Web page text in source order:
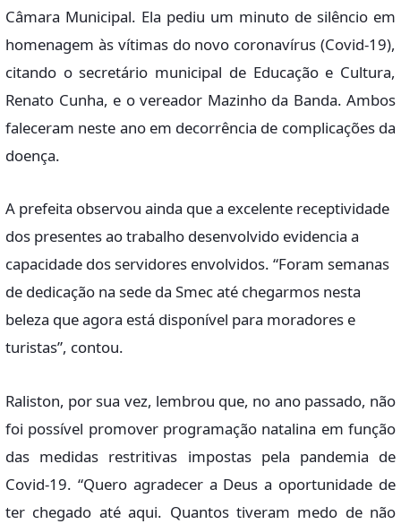
Câmara Municipal. Ela pediu um minuto de silêncio em
homenagem às vítimas do novo coronavírus (Covid-19),
citando o secretário municipal de Educação e Cultura,
Renato Cunha, e o vereador Mazinho da Banda. Ambos
faleceram neste ano em decorrência de complicações da
doença.
A prefeita observou ainda que a excelente receptividade
dos presentes ao trabalho desenvolvido evidencia a
capacidade dos servidores envolvidos. “Foram semanas
de dedicação na sede da Smec até chegarmos nesta
beleza que agora está disponível para moradores e
turistas”, contou.
Raliston, por sua vez, lembrou que, no ano passado, não
foi possível promover programação natalina em função
das medidas restritivas impostas pela pandemia de
Covid-19. “Quero agradecer a Deus a oportunidade de
ter chegado até aqui. Quantos tiveram medo de não